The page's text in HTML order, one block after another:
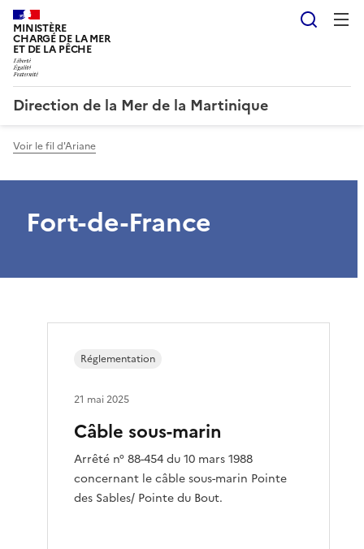
MINISTÈRE
CHARGÉ DE LA MER
ET DE LA PÊCHE
Direction de la Mer de la Martinique
Voir le fil d'Ariane
Fort-de-France
Câble sous-marin
Arrêté n° 88-454 du 10 mars 1988
concernant le câble sous-marin Pointe
des Sables/ Pointe du Bout.
Réglementation
21 mai 2025